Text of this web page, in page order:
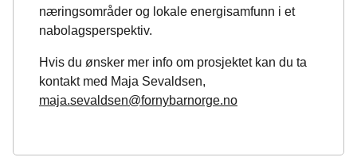
næringsområder og lokale energisamfunn i et
nabolagsperspektiv.
Hvis du ønsker mer info om prosjektet kan du ta
kontakt med Maja Sevaldsen,
maja.sevaldsen@fornybarnorge.no